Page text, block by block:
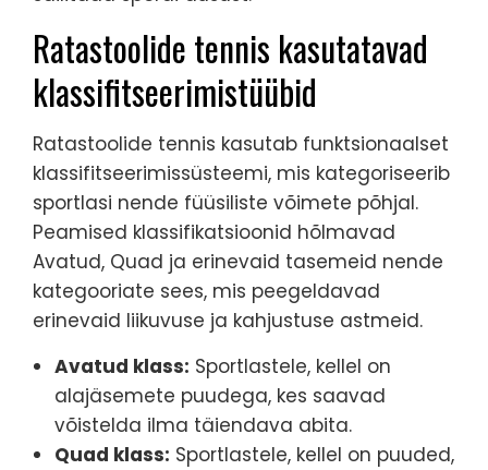
Ratastoolide tennis kasutatavad
klassifitseerimistüübid
Ratastoolide tennis kasutab funktsionaalset
klassifitseerimissüsteemi, mis kategoriseerib
sportlasi nende füüsiliste võimete põhjal.
Peamised klassifikatsioonid hõlmavad
Avatud, Quad ja erinevaid tasemeid nende
kategooriate sees, mis peegeldavad
erinevaid liikuvuse ja kahjustuse astmeid.
Avatud klass: Sportlastele, kellel on
alajäsemete puudega, kes saavad
võistelda ilma täiendava abita.
Quad klass: Sportlastele, kellel on puuded,